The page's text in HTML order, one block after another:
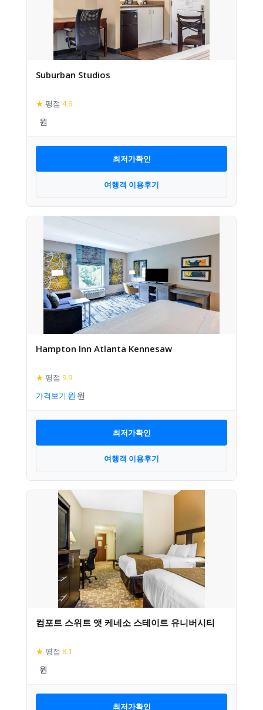
Suburban Studios
★ 평점 4.6
최저가확인
여행객 이용후기
Hampton Inn Atlanta Kennesaw
★ 평점 9.9
가격보기
최저가확인
여행객 이용후기
컴포트 스위트 앳 케네소 스테이트 유니버시티
★ 평점 8.1
최저가확인